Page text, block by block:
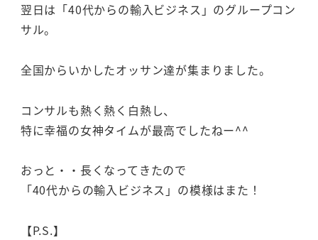
翌日は「40代からの輸入ビジネス」のグループコン
サル。
全国からいかしたオッサン達が集まりました。
コンサルも熱く熱く白熱し、
特に幸福の女神タイムが最高でしたねー^^
おっと・・長くなってきたので
「40代からの輸入ビジネス」の模様はまた！
【P.S.】